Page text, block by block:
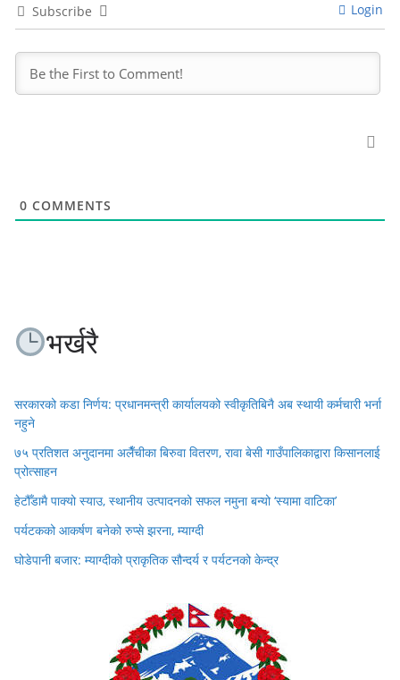
Subscribe Login
0 COMMENTS
भर्खरै
सरकारको कडा निर्णय: प्रधानमन्त्री कार्यालयको स्वीकृतिबिनै अब स्थायी कर्मचारी भर्ना
नहुने
७५ प्रतिशत अनुदानमा अलैँचीका बिरुवा वितरण, रावा बेसी गाउँपालिकाद्वारा किसानलाई
प्रोत्साहन
हेटौँडामै पाक्यो स्याउ, स्थानीय उत्पादनको सफल नमुना बन्यो ‘स्यामा वाटिका’
पर्यटकको आकर्षण बनेको रुप्से झरना, म्याग्दी
घोडेपानी बजार: म्याग्दीको प्राकृतिक सौन्दर्य र पर्यटनको केन्द्र